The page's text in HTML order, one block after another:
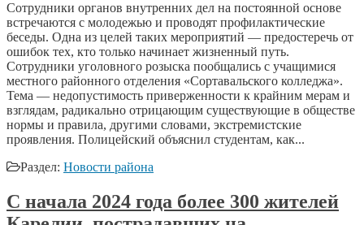
Сотрудники органов внутренних дел на постоянной основе
встречаются с молодежью и проводят профилактические
беседы. Одна из целей таких мероприятий — предостеречь от
ошибок тех, кто только начинает жизненный путь.
Сотрудники уголовного розыска пообщались с учащимися
местного районного отделения «Сортавальского колледжа».
Тема — недопустимость приверженности к крайним мерам и
взглядам, радикально отрицающим существующие в обществе
нормы и правила, другими словами, экстремистские
проявления. Полицейский объяснил студентам, как...
Раздел: Новости района
С начала 2024 года более 300 жителей